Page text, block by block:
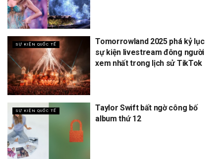
SỰ KIỆN QUỐC TẾ
Tomorrowland 2025 phá kỷ lục
sự kiện livestream đông người
xem nhất trong lịch sử TikTok
SỰ KIỆN QUỐC TẾ
Taylor Swift bất ngờ công bố
album thứ 12